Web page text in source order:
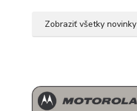
Zobraziť všetky novinky